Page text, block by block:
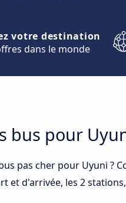
votre destination
dans le monde
bus pour
pas cher pour Uyuni ?
et d'arrivée, les 2